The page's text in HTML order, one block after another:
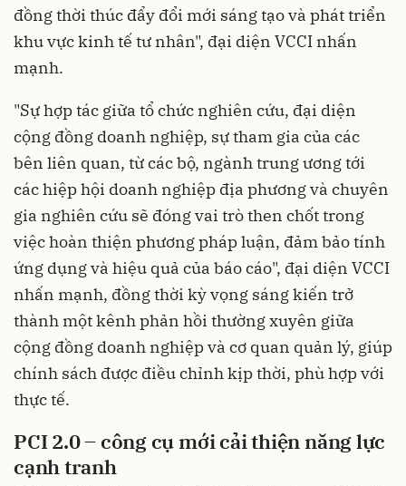
đồng thời thúc đẩy đổi mới sáng tạo và phát triển
khu vực kinh tế tư nhân", đại diện VCCI nhấn
mạnh.
"Sự hợp tác giữa tổ chức nghiên cứu, đại diện
cộng đồng doanh nghiệp, sự tham gia của các
bên liên quan, từ các bộ, ngành trung ương tới
các hiệp hội doanh nghiệp địa phương và chuyên
gia nghiên cứu sẽ đóng vai trò then chốt trong
việc hoàn thiện phương pháp luận, đảm bảo tính
ứng dụng và hiệu quả của báo cáo", đại diện VCCI
nhấn mạnh, đồng thời kỳ vọng sáng kiến trở
thành một kênh phản hồi thường xuyên giữa
cộng đồng doanh nghiệp và cơ quan quản lý, giúp
chính sách được điều chỉnh kịp thời, phù hợp với
thực tế.
PCI 2.0 – công cụ mới cải thiện năng lực
cạnh tranh